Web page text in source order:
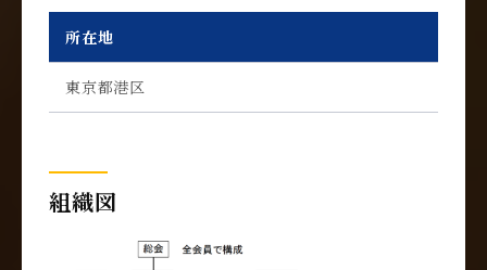
所在地
東京都港区
組織図